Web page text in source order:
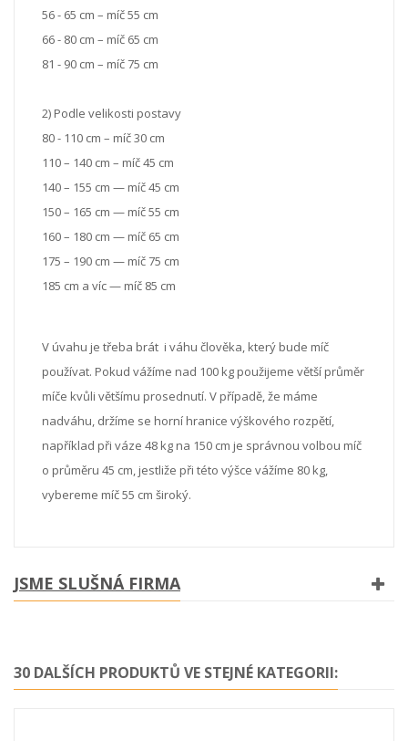
56 - 65 cm – míč 55 cm
66 - 80 cm – míč 65 cm
81 - 90 cm – míč 75 cm
2) Podle velikosti postavy
80 - 110 cm – míč 30 cm
110 – 140 cm – míč 45 cm
140 – 155 cm — míč 45 cm
150 – 165 cm — míč 55 cm
160 – 180 cm — míč 65 cm
175 – 190 cm — míč 75 cm
185 cm a víc — míč 85 cm
V úvahu je třeba brát i váhu člověka, který bude míč
používat. Pokud vážíme nad 100 kg použijeme větší průměr
míče kvůli většímu prosednutí. V případě, že máme
nadváhu, držíme se horní hranice výškového rozpětí,
například při váze 48 kg na 150 cm je správnou volbou míč
o průměru 45 cm, jestliže při této výšce vážíme 80 kg,
vybereme míč 55 cm široký.
JSME SLUŠNÁ FIRMA
30 DALŠÍCH PRODUKTŮ VE STEJNÉ KATEGORII: